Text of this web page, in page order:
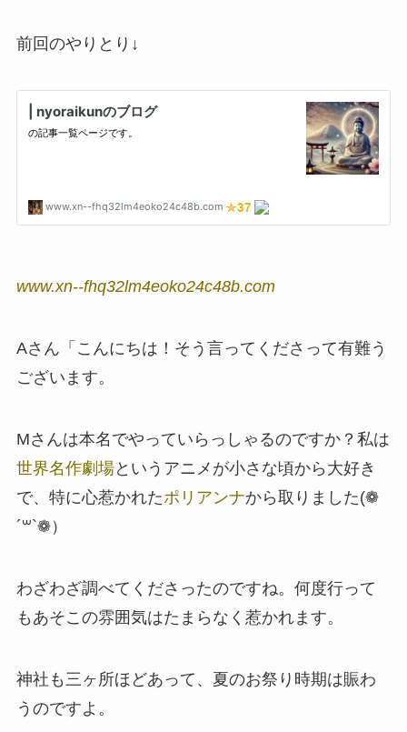
前回のやりとり↓
www.xn--fhq32lm4eoko24c48b.com
Aさん「こんにちは！そう言ってくださって有難う
ございます。
Mさんは本名でやっていらっしゃるのですか？私は
世界名作劇場というアニメが小さな頃から大好き
で、特に心惹かれたポリアンナから取りました(❁
´꒳`❁）
わざわざ調べてくださったのですね。何度行って
もあそこの雰囲気はたまらなく惹かれます。
神社も三ヶ所ほどあって、夏のお祭り時期は賑わ
うのですよ。